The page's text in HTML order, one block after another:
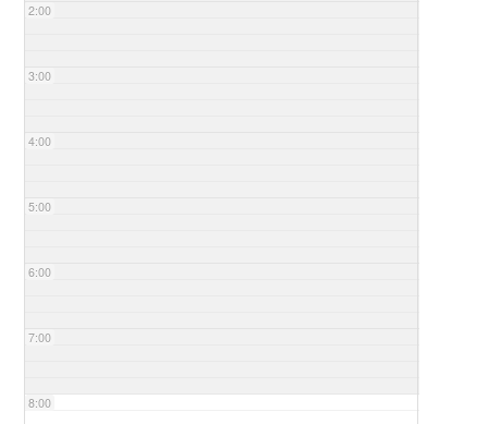
2:00
3:00
4:00
5:00
6:00
7:00
8:00